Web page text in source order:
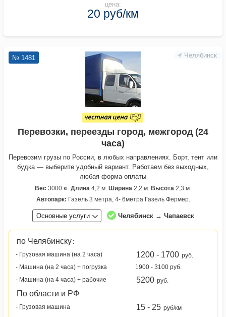
цена:
20 руб/км
Челябинск
№ 1481
Перевозки, переезды город, межгород (24
часа)
Перевозим грузы по России, в любых направлениях. Борт, тент или
будка — выберите удобный вариант. Работаем без выходных,
любая форма оплаты
Вес 3000 кг. Длина 4,2 м. Ширина 2,2 м. Высота 2,3 м.
Автопарк: Газель 3 метра, 4- 6метра Газель Фермер.
Основные услуги Челябинск → Чапаевск
по Челябинску :
- Грузовая машина (на 2 часа)
1200 - 1700 руб.
- Машина (на 2 часа) + погрузка
1900 - 3100 руб.
- Машина (на 4 часа) + рабочие
5200 руб.
По области и РФ :
- Грузовая машина
15 - 25 руб/км